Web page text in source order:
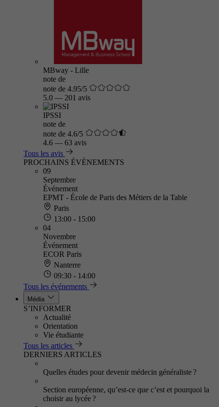
MBway - Lille
note de
note de 4.95/5
5.0 — 201 avis
IPSSI
note de
note de 4.6/5
4.6 — 63 avis
Tous les avis
PROCHAINS ÉVÈNEMENTS
09
Septembre
Événement
EPMT - École de Paris des Métiers de la Table
Paris
13:00 - 15:00
04
Novembre
Événement
ECOR Paris
Nanterre
09:30 - 14:00
Tous les événements
Média
S’INFORMER
Actualité
Orientation
Vie étudiante
Tous les articles
DERNIERS ARTICLES
Quelles études pour devenir médecin généraliste ?
Section européenne, qu’est-ce que c’est et pourquoi la
choisir au lycée ?